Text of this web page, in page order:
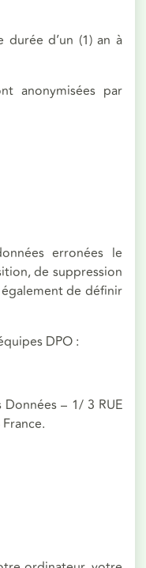
durée d’un (1) an à
anonymisées par
erronées le
de suppression
de définir
DPO :
– 1/ 3 RUE